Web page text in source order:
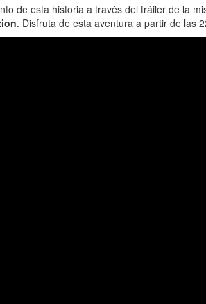
de esta historia a través del tráiler de la
. Disfruta de esta aventura a partir de las